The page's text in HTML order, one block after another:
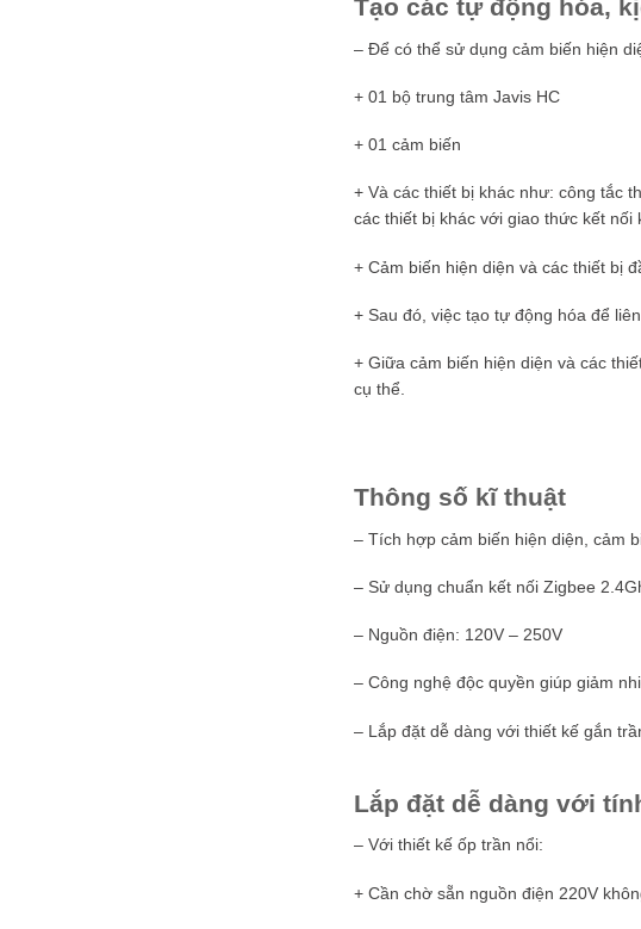
Tạo các tự động hóa,
– Để có thể sử dụng cảm biến hiện
+ 01 bộ trung tâm Javis HC
+ 01 cảm biến
+ Và các thiết bị khác như: công tắc
các thiết bị khác với giao thức kết nối
+ Cảm biến hiện diện và các thiết bị
+ Sau đó, việc tạo tự động hóa để
+ Giữa cảm biến hiện diện và các
cụ thể.
Thông số kĩ thuật
– Tích hợp cảm biến hiện diện, cảm
– Sử dụng chuẩn kết nối Zigbee
– Nguồn điện: 120V – 250V
– Công nghệ độc quyền giúp giảm
– Lắp đặt dễ dàng với thiết kế gắn
Lắp đặt dễ dàng với
– Với thiết kế ốp trần nổi:
+ Cần chờ sẵn nguồn điện 220V